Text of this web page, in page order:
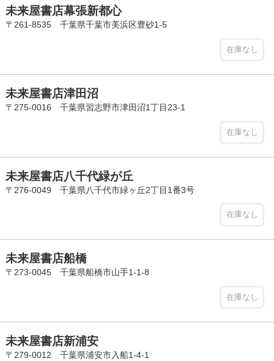
未来屋書店幕張新都心
〒261-8535 千葉県千葉市美浜区豊砂1-5
在庫なし
未来屋書店津田沼
〒275-0016 千葉県習志野市津田沼1丁目23-1
在庫なし
未来屋書店八千代緑が丘
〒276-0049 千葉県八千代市緑ヶ丘2丁目1番3号
在庫なし
未来屋書店船橋
〒273-0045 千葉県船橋市山手1-1-8
在庫なし
未来屋書店新浦安
〒279-0012 千葉県浦安市入船1-4-1